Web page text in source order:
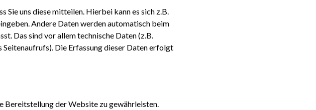
Sie uns diese mitteilen. Hierbei kann es sich z.B.
Andere Daten werden automatisch beim
Das sind vor allem technische Daten (z.B.
Die Erfassung dieser Daten erfolgt
Bereitstellung der Website zu gewährleisten.